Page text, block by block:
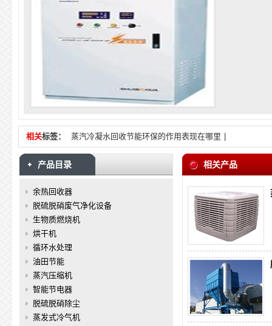
相关标签： 蒸汽冷凝水回收节能环保的作用表现在哪里
相关产品
产品目录
余热回收器
脱硫脱硝废气净化设备
生物质燃烧机
烘干机
循环水处理
油田节能
蒸汽压缩机
智能节电器
脱硫脱硝除尘
蒸发式冷气机